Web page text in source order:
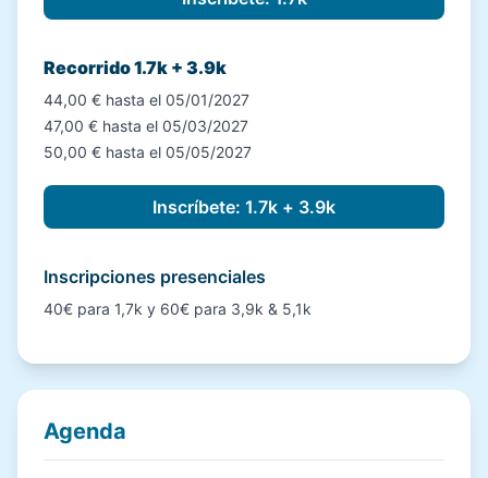
Recorrido 1.7k + 3.9k
44,00 € hasta el 05/01/2027
47,00 € hasta el 05/03/2027
50,00 € hasta el 05/05/2027
Inscripciones presenciales
40€ para 1,7k y 60€ para 3,9k & 5,1k
Agenda